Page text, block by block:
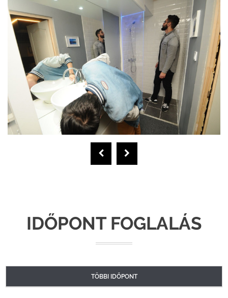
IDŐPONT FOGLALÁS
TÖBBI IDŐPONT